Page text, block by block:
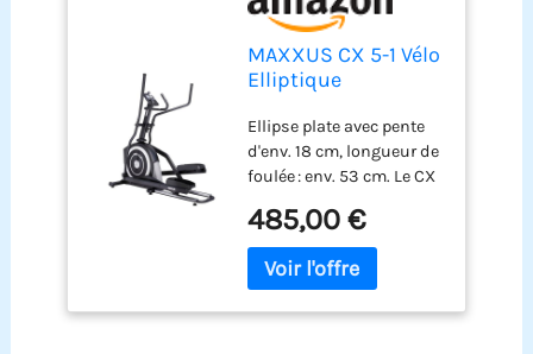
MAXXUS CX 5-1 Vélo
Elliptique
- 16 Niveaux de
Résistance – Inertie
24kg – CrossTrainer
Silencieux – Foulée
54cm pour Homme
et Femme – Appli –
16 Programmes –
Marque Allemande
Ellipse plate avec pente
d'env. 18 cm, longueur de
foulée : env. 53 cm. Le CX
mouvement de course
elliptique réaliste et peu
fatigant pour les
485,00 €